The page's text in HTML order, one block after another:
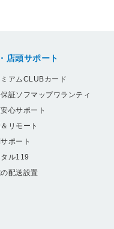
店頭サポート
アムCLUBカード
証ソフマップワランティ
心サポート
リモート
ポート
ル119
配送設置